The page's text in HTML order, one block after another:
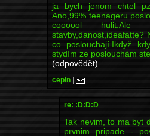
ja bych jenom chtel
Ano,99% teenageru
coooool hulit.Ale
co poslouchají.Ikdyž
stydím ze poslouchám
(odpovědět)
cepin |
re: :D:D:D
Tak nevim, to ma byt
prvnim pripade -